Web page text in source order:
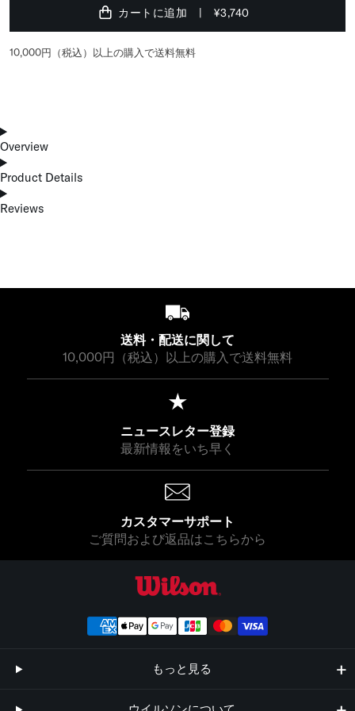
カートに追加 ¥3,740
10,000円（税込）以上の購入で送料無料
Overview
Product Details
Reviews
送料・配送に関して
10,000円（税込）以上の購入で送料無料
ニュースレター登録
最新情報をいち早く
カスタマーサポート
ご質問および返品はこちらから
もっと見る